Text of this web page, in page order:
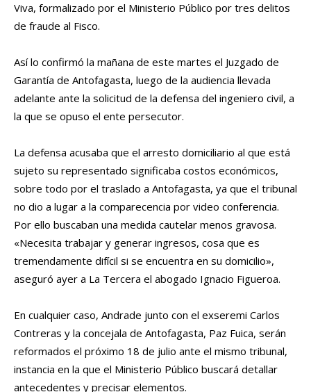
Viva, formalizado por el Ministerio Público por tres delitos
de fraude al Fisco.
Así lo confirmó la mañana de este martes el Juzgado de
Garantía de Antofagasta, luego de la audiencia llevada
adelante ante la solicitud de la defensa del ingeniero civil, a
la que se opuso el ente persecutor.
La defensa acusaba que el arresto domiciliario al que está
sujeto su representado significaba costos económicos,
sobre todo por el traslado a Antofagasta, ya que el tribunal
no dio a lugar a la comparecencia por video conferencia.
Por ello buscaban una medida cautelar menos gravosa.
«Necesita trabajar y generar ingresos, cosa que es
tremendamente difícil si se encuentra en su domicilio»,
aseguró ayer a La Tercera el abogado Ignacio Figueroa.
En cualquier caso, Andrade junto con el exseremi Carlos
Contreras y la concejala de Antofagasta, Paz Fuica, serán
reformados el próximo 18 de julio ante el mismo tribunal,
instancia en la que el Ministerio Público buscará detallar
antecedentes y precisar elementos.